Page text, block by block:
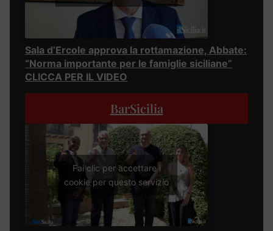
Sala d’Ercole approva la rottamazione, Abbate:
“Norma importante per le famiglie siciliane”
CLICCA PER IL VIDEO
BarSicilia
Fai clic per accettare i
cookie per questo servizio